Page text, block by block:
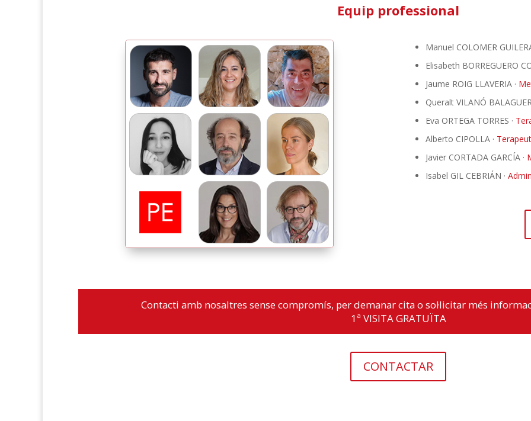
Equip professional
Manuel COLOMER
Elisabeth BORREGUERO
Jaume ROIG LLAVERIA ·
Queralt VILANÓ
Eva ORTEGA TORRES ·
Alberto CIPOLLA ·
Javier CORTADA GARCÍA ·
Isabel GIL CEBRIÁN ·
Contacti amb nosaltres sense compromís, per demanar cita o sol·licitar més
1ª VISITA GRATUÏTA
CONTACTAR